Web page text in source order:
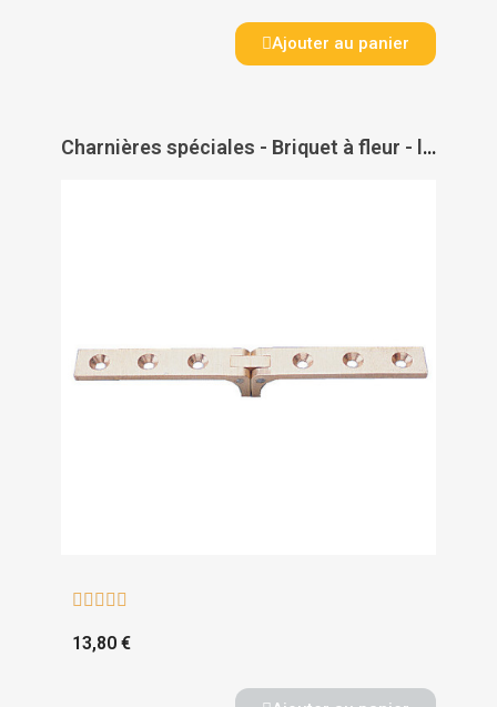
Ajouter au panier
Charnières spéciales - Briquet à fleur - laiton poli - longueur ouverte 125 mm - A LENNE
    
13,80 €